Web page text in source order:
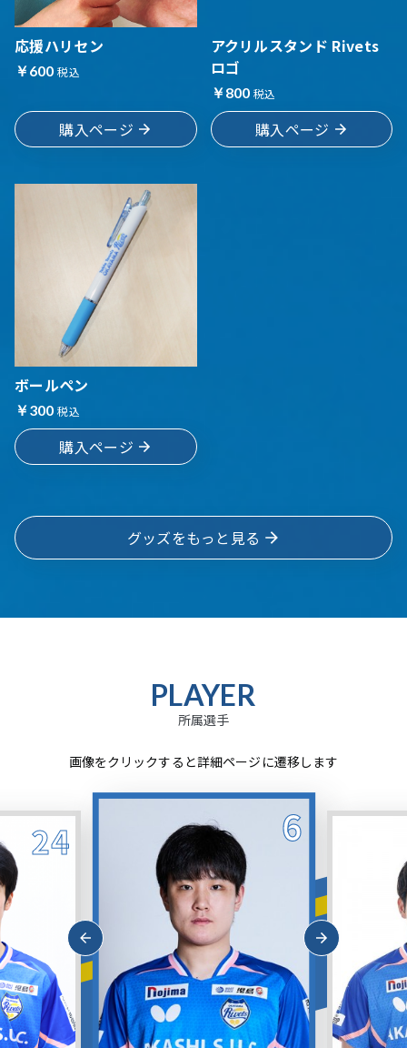
応援ハリセン
￥600 税込
購入ページ
アクリルスタンド Rivets
ロゴ
￥800 税込
購入ページ
ボールペン
￥300 税込
購入ページ
グッズをもっと見る
PLAYER
所属選手
画像をクリックすると詳細ページに遷移します
24 6